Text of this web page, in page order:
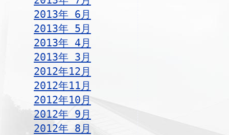
2013年 6月
2013年 5月
2013年 4月
2013年 3月
2012年12月
2012年11月
2012年10月
2012年 9月
2012年 8月